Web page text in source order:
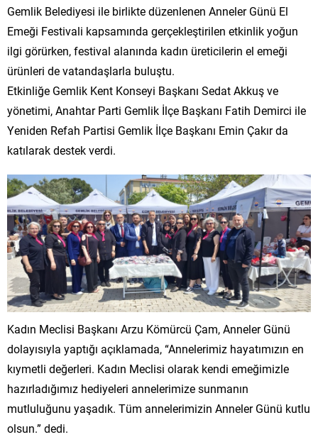
Gemlik Belediyesi ile birlikte düzenlenen Anneler Günü El
Emeği Festivali kapsamında gerçekleştirilen etkinlik yoğun
ilgi görürken, festival alanında kadın üreticilerin el emeği
ürünleri de vatandaşlarla buluştu.
Etkinliğe Gemlik Kent Konseyi Başkanı Sedat Akkuş ve
yönetimi, Anahtar Parti Gemlik İlçe Başkanı Fatih Demirci ile
Yeniden Refah Partisi Gemlik İlçe Başkanı Emin Çakır da
katılarak destek verdi.
Kadın Meclisi Başkanı Arzu Kömürcü Çam, Anneler Günü
dolayısıyla yaptığı açıklamada, “Annelerimiz hayatımızın en
kıymetli değerleri. Kadın Meclisi olarak kendi emeğimizle
hazırladığımız hediyeleri annelerimize sunmanın
mutluluğunu yaşadık. Tüm annelerimizin Anneler Günü kutlu
olsun.” dedi.